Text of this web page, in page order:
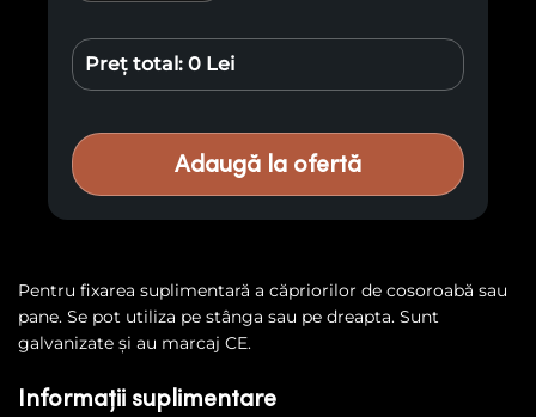
Preț total: 0 Lei
Adaugă la ofertă
Pentru fixarea suplimentară a căpriorilor de cosoroabă sau
pane. Se pot utiliza pe stânga sau pe dreapta. Sunt
galvanizate şi au marcaj CE.
Informații suplimentare